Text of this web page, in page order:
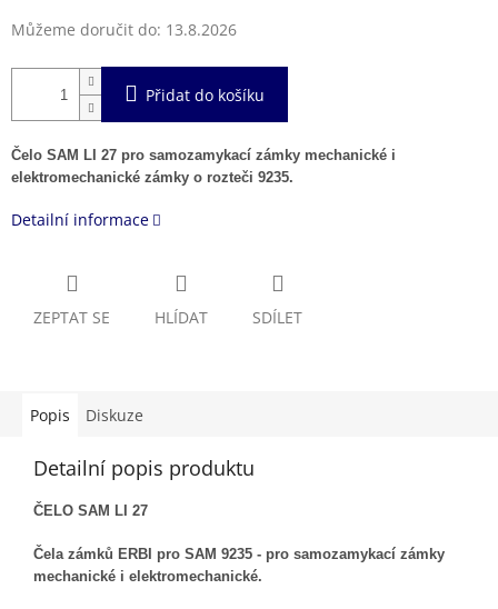
Můžeme doručit do: 13.8.2026
Přidat do košíku
Čelo SAM LI 27 pro samozamykací zámky mechanické i
elektromechanické zámky o rozteči 9235.
Detailní informace
ZEPTAT SE HLÍDAT SDÍLET
Popis Diskuze
Detailní popis produktu
ČELO SAM LI 27
Čela zámků ERBI pro SAM 9235 - pro samozamykací zámky
mechanické i elektromechanické.